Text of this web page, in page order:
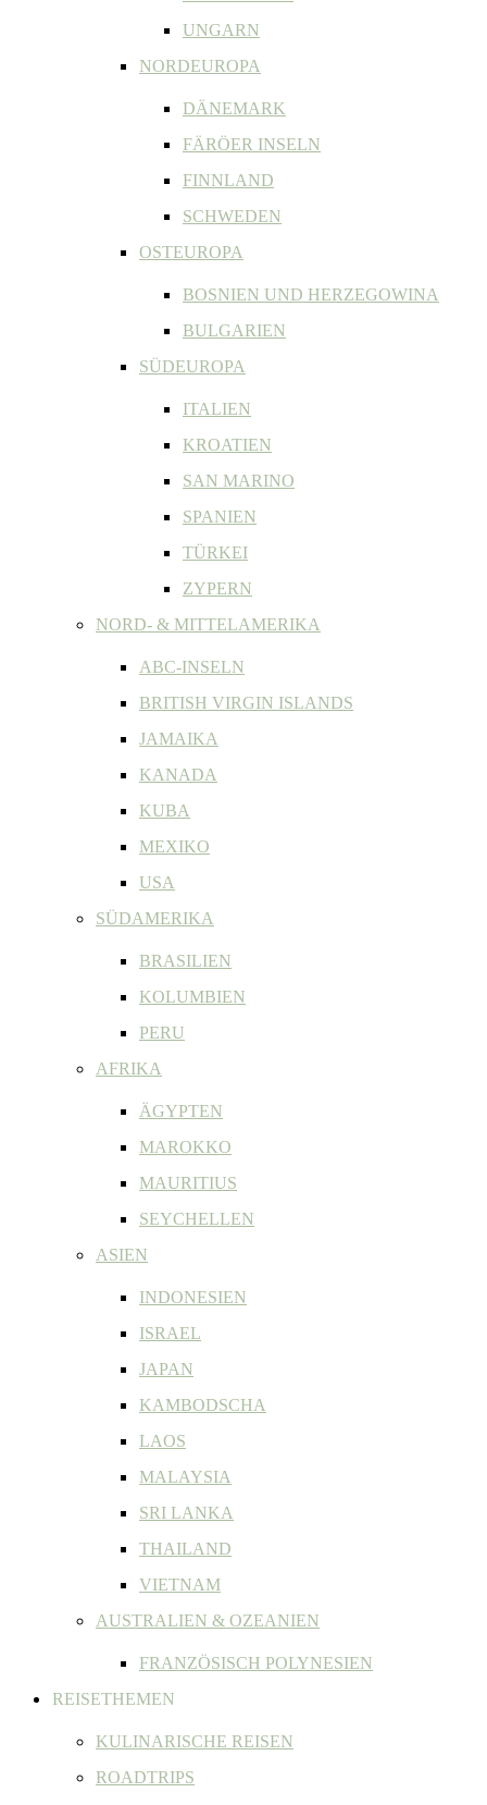
UNGARN
NORDEUROPA
DÄNEMARK
FÄRÖER INSELN
FINNLAND
SCHWEDEN
OSTEUROPA
BOSNIEN UND HERZEGOWINA
BULGARIEN
SÜDEUROPA
ITALIEN
KROATIEN
SAN MARINO
SPANIEN
TÜRKEI
ZYPERN
NORD- & MITTELAMERIKA
ABC-INSELN
BRITISH VIRGIN ISLANDS
JAMAIKA
KANADA
KUBA
MEXIKO
USA
SÜDAMERIKA
BRASILIEN
KOLUMBIEN
PERU
AFRIKA
ÄGYPTEN
MAROKKO
MAURITIUS
SEYCHELLEN
ASIEN
INDONESIEN
ISRAEL
JAPAN
KAMBODSCHA
LAOS
MALAYSIA
SRI LANKA
THAILAND
VIETNAM
AUSTRALIEN & OZEANIEN
FRANZÖSISCH POLYNESIEN
REISETHEMEN
KULINARISCHE REISEN
ROADTRIPS